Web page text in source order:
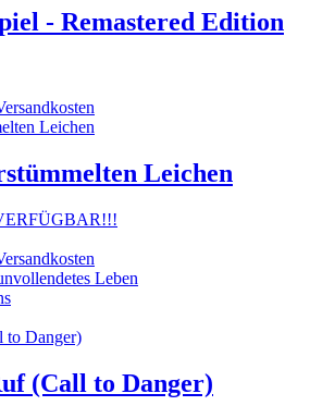
- Remastered Edition
Leichen
(Call to Danger)